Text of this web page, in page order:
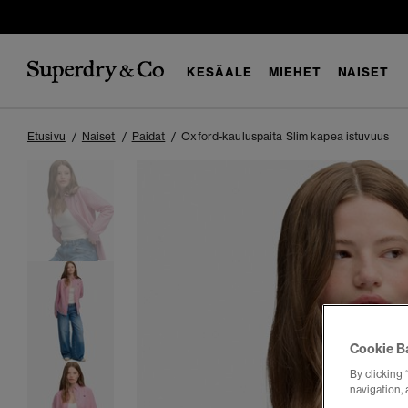
KESÄALE MIEHET NAISET
Etusivu Naiset Paidat Oxford-kauluspaita Slim kapea istuvuus
Cookie
By clicking
navigation,